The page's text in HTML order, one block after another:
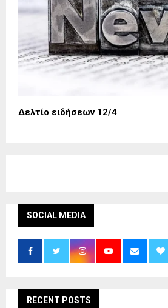
Δελτίο ειδήσεων 12/4
SOCIAL MEDIA
RECENT POSTS